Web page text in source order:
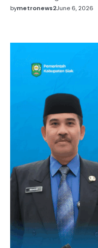
bymetronews2June 6, 2026